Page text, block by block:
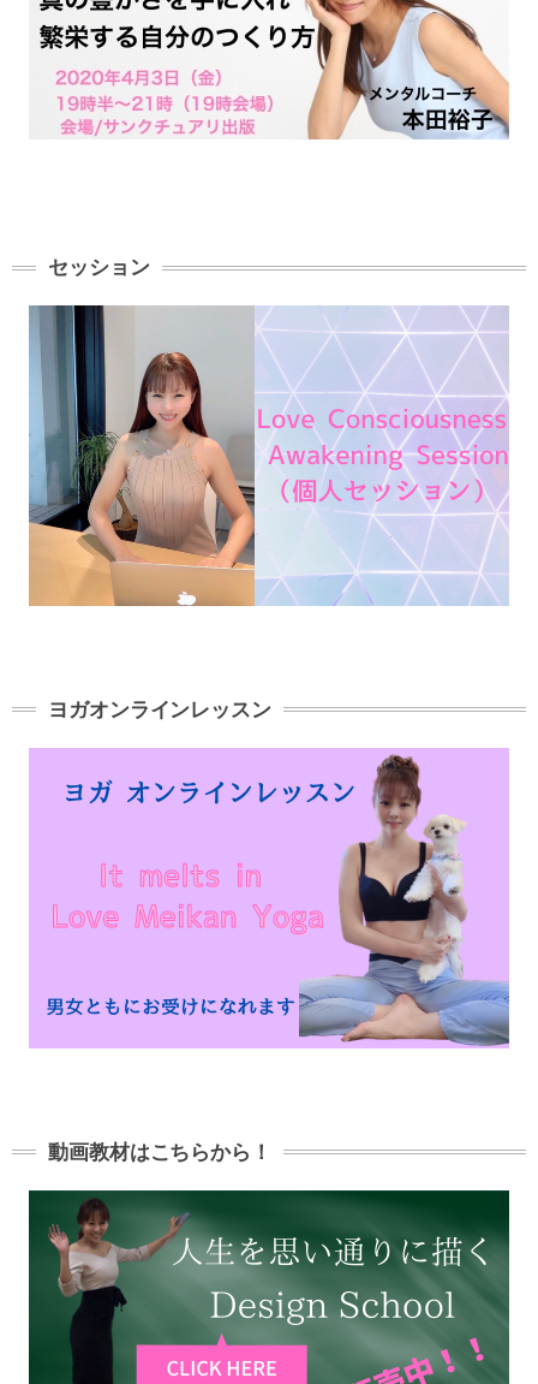
セッション
ヨガオンラインレッスン
動画教材はこちらから！